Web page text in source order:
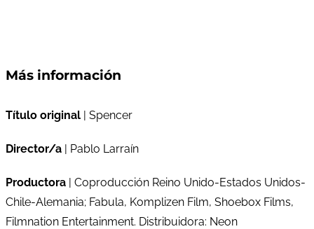
Más información
Título original | Spencer
Director/a | Pablo Larraín
Productora | Coproducción Reino Unido-Estados Unidos-
Chile-Alemania; Fabula, Komplizen Film, Shoebox Films,
Filmnation Entertainment. Distribuidora: Neon